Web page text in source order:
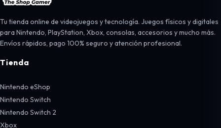
Tu tienda online de videojuegos y tecnología. Juegos físicos y digitales
para Nintendo, PlayStation, Xbox, consolas, accesorios y mucho más.
Envíos rápidos, pago 100% seguro y atención profesional.
Tienda
Nintendo eShop
Nintendo Switch
Nintendo Switch 2
Xbox